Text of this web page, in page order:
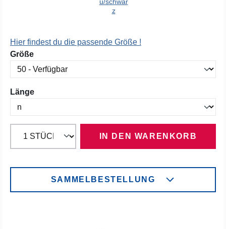
z
Hier findest du die passende Größe !
Größeauswählen
Längeauswählen
IN DEN WARENKORB
SAMMELBESTELLUNG